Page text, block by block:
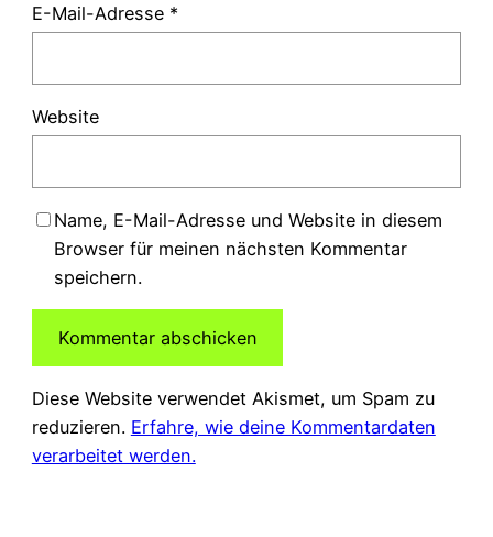
E-Mail-Adresse *
Website
Name, E-Mail-Adresse und Website in diesem
Browser für meinen nächsten Kommentar
speichern.
Diese Website verwendet Akismet, um Spam zu
reduzieren. Erfahre, wie deine Kommentardaten
verarbeitet werden.